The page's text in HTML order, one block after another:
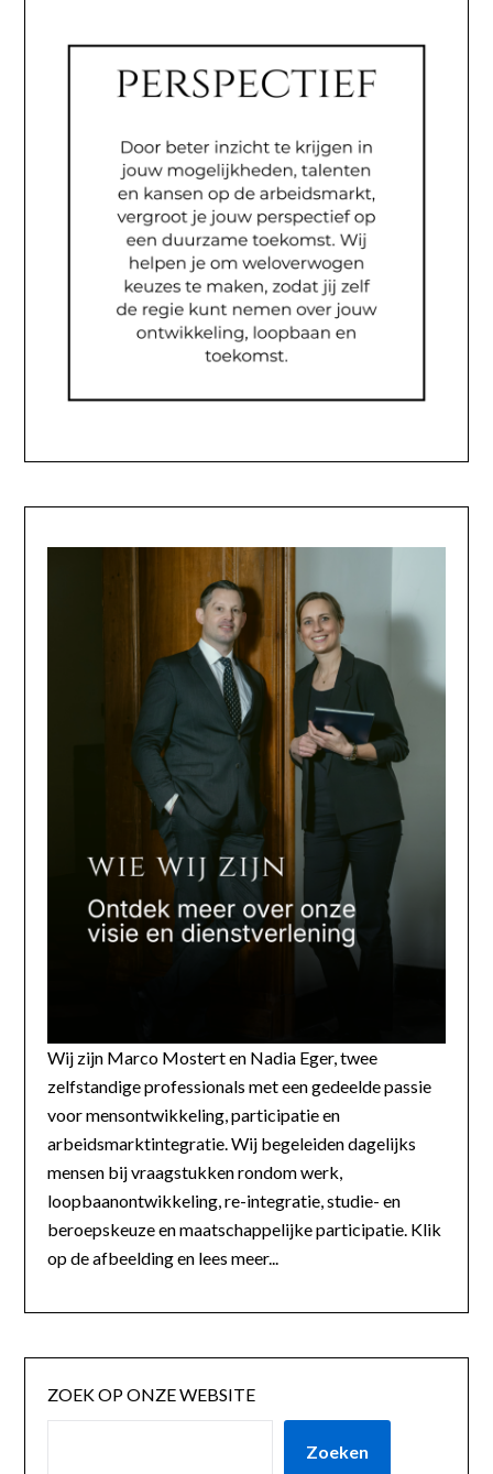
Wij zijn Marco Mostert en Nadia Eger, twee
zelfstandige professionals met een gedeelde passie
voor mensontwikkeling, participatie en
arbeidsmarktintegratie. Wij begeleiden dagelijks
mensen bij vraagstukken rondom werk,
loopbaanontwikkeling, re-integratie, studie- en
beroepskeuze en maatschappelijke participatie. Klik
op de afbeelding en lees meer...
ZOEK OP ONZE WEBSITE
Zoeken